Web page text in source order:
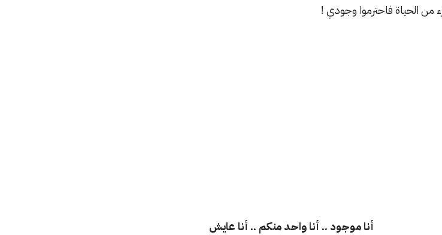
من الحياة فاحترموا وجودي !
أنا موجود .. أنا واحد منكم .. أنا عايش